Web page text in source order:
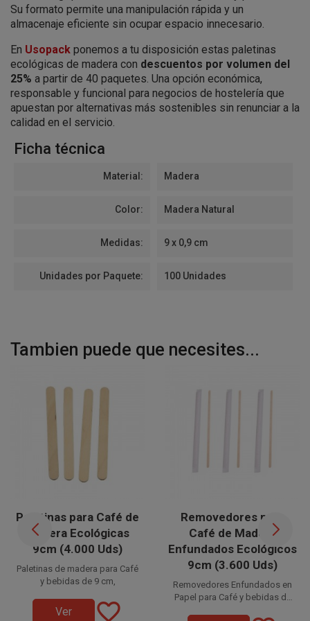
Su formato permite una manipulación rápida y un
almacenaje eficiente sin ocupar espacio innecesario.
En Usopack ponemos a tu disposición estas paletinas
ecológicas de madera con descuentos por volumen del
25% a partir de 40 paquetes. Una opción económica,
responsable y funcional para negocios de hostelería que
apuestan por alternativas más sostenibles sin renunciar a la
calidad en el servicio.
Ficha técnica
Material: Madera
Color: Madera Natural
Medidas: 9 x 0,9 cm
Unidades por Paquete: 100 Unidades
Tambien puede que necesites...
Paletinas para Café de
Madera Ecológicas
9cm (4.000 Uds)
Paletinas de madera para Café
y bebidas de 9 cm,
la mejor
Ver favorite_border
Removedores para
Café de Madera
Enfundados Ecológicos
9cm (3.600 Uds)
Removedores Enfundados en
Papel para Café y bebidas de